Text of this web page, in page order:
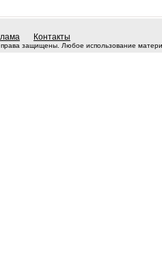
Контакты
защищены. Любое использование